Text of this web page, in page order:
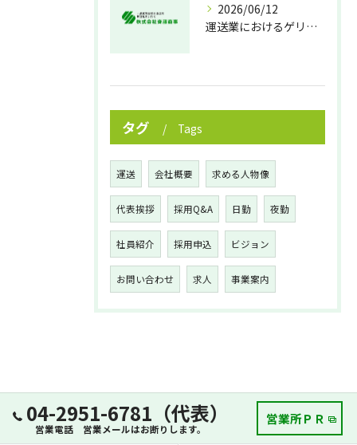
2026/06/12
運送業におけるゲリラ豪雨対策の実践法
タグ Tags
運送 会社概要 求める人物像
代表挨拶 採用Q&A 日勤 夜勤
社員紹介 採用申込 ビジョン
お問い合わせ 求人 事業案内
04-2951-6781（代表）
営業電話 営業メールはお断りします。
営業所ＰＲ